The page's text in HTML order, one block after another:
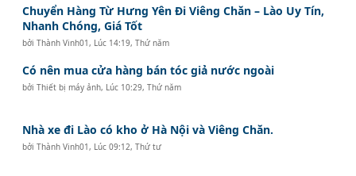
Chuyển Hàng Từ Hưng Yên Đi Viêng Chăn – Lào Uy Tín,
Nhanh Chóng, Giá Tốt
bởiThành Vinh01 , Lúc 14:19, Thứ năm
Có nên mua cửa hàng bán tóc giả nước ngoài
bởiThiết bị máy ảnh, Lúc 10:29, Thứ năm
Nhà xe đi Lào có kho ở Hà Nội và Viêng Chăn.
bởiThành Vinh01 , Lúc 09:12, Thứ tư